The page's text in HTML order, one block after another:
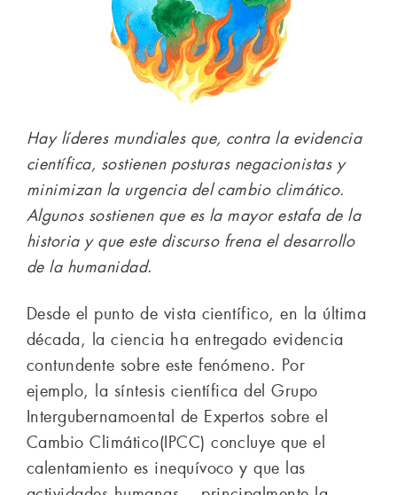
Hay líderes mundiales que, contra la evidencia
científica, sostienen posturas negacionistas y
minimizan la urgencia del cambio climático.
Algunos sostienen que es la mayor estafa de la
historia y que este discurso frena el desarrollo
de la humanidad.
Desde el punto de vista científico, en la última
década, la ciencia ha entregado evidencia
contundente sobre este fenómeno. Por
ejemplo, la síntesis científica del Grupo
Intergubernamoental de Expertos sobre el
Cambio Climático(IPCC) concluye que el
calentamiento es inequívoco y que las